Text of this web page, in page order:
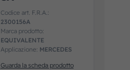
Codice art. F.R.A.:
2300156A
Marca prodotto:
EQUIVALENTE
Applicazione: MERCEDES
Guarda la scheda prodotto